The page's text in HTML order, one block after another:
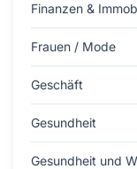
Finanzen &
Frauen / Mode
Geschäft
Gesundheit
Gesundheit und